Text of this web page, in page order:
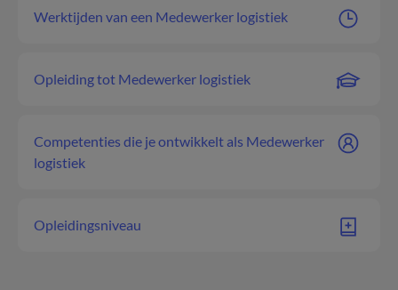
Werktijden van een Medewerker logistiek
Opleiding tot Medewerker logistiek
Competenties die je ontwikkelt als Medewerker
logistiek
Opleidingsniveau